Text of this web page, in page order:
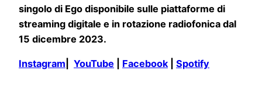
singolo di Ego disponibile sulle piattaforme di
streaming digitale e in rotazione radiofonica dal
15 dicembre 2023.
Instagram YouTube Facebook| Spotify